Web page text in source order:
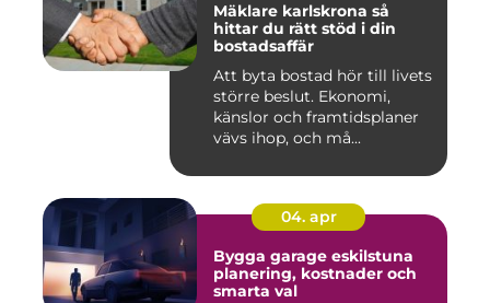
Mäklare karlskrona så
hittar du rätt stöd i din
bostadsaffär
Att byta bostad hör till livets
större beslut. Ekonomi,
känslor och framtidsplaner
vävs ihop, och må...
04. apr
Bygga garage eskilstuna
planering, kostnader och
smarta val